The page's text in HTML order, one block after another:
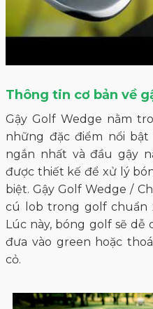
Thông tin cơ bản về
Gậy Golf Wedge nằm
những đặc điểm nổi
ngắn nhất và đầu gậy
được thiết kế để xử lý
biệt. Gậy Golf Wedge /
cú lob trong golf chuẩn
Lúc này, bóng golf sẽ dễ
đưa vào green hoặc
cỏ.